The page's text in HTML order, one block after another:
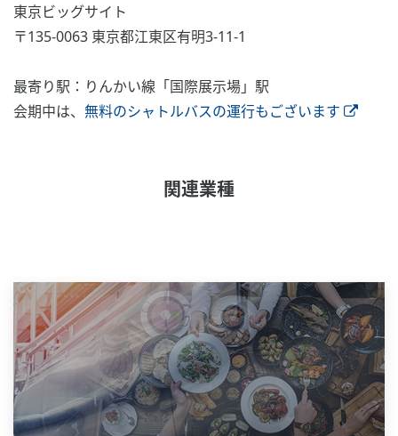
東京ビッグサイト
〒135-0063 東京都江東区有明3-11-1
最寄り駅：りんかい線「国際展示場」駅
会期中は、 無料のシャトルバスの運行もございます
関連業種